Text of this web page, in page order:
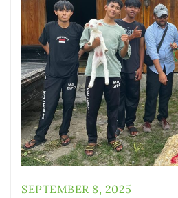
SEPTEMBER 8, 2025